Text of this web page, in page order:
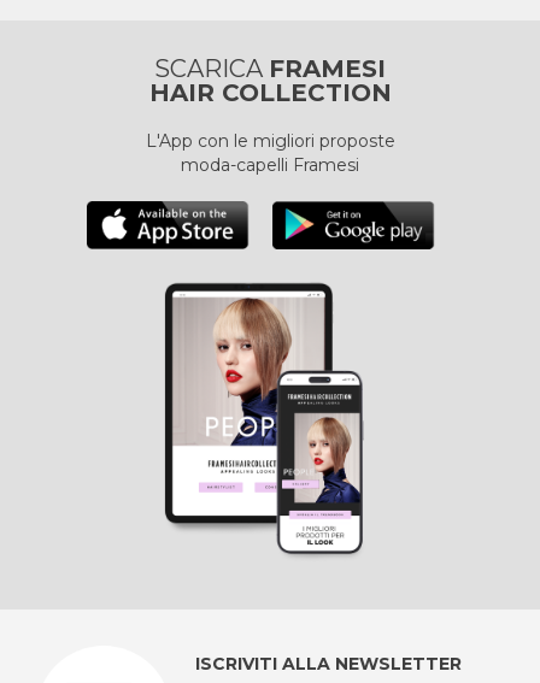
SCARICA FRAMESI
HAIR COLLECTION
L'App con le migliori proposte
moda-capelli Framesi
ISCRIVITI ALLA NEWSLETTER